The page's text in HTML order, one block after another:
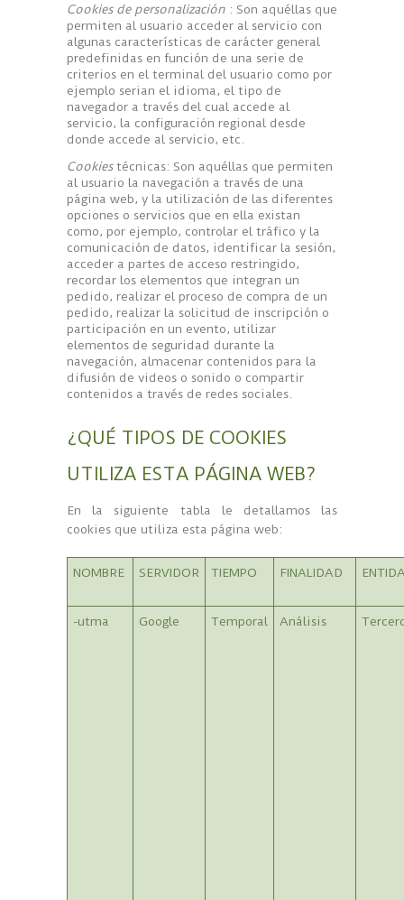
Cookies de personalización : Son aquéllas que
permiten al usuario acceder al servicio con
algunas características de carácter general
predefinidas en función de una serie de
criterios en el terminal del usuario como por
ejemplo serian el idioma, el tipo de
navegador a través del cual accede al
servicio, la configuración regional desde
donde accede al servicio, etc.
Cookiestécnicas: Son aquéllas que permiten
al usuario la navegación a través de una
página web, y la utilización de las diferentes
opciones o servicios que en ella existan
como, por ejemplo, controlar el tráfico y la
comunicación de datos, identificar la sesión,
acceder a partes de acceso restringido,
recordar los elementos que integran un
pedido, realizar el proceso de compra de un
pedido, realizar la solicitud de inscripción o
participación en un evento, utilizar
elementos de seguridad durante la
navegación, almacenar contenidos para la
difusión de videos o sonido o compartir
contenidos a través de redes sociales.
¿QUÉ TIPOS DE COOKIES
UTILIZA ESTA PÁGINA WEB?
En la siguiente tabla le detallamos las
cookies que utiliza esta página web:
NOMBRE SERVIDOR TIEMPO FINALIDAD
-utma Google Temporal Análisis